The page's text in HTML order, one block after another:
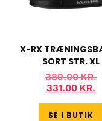
X-RX
SORT STR. XL
389.00KR.
331.00 KR.
SE I BUTIK